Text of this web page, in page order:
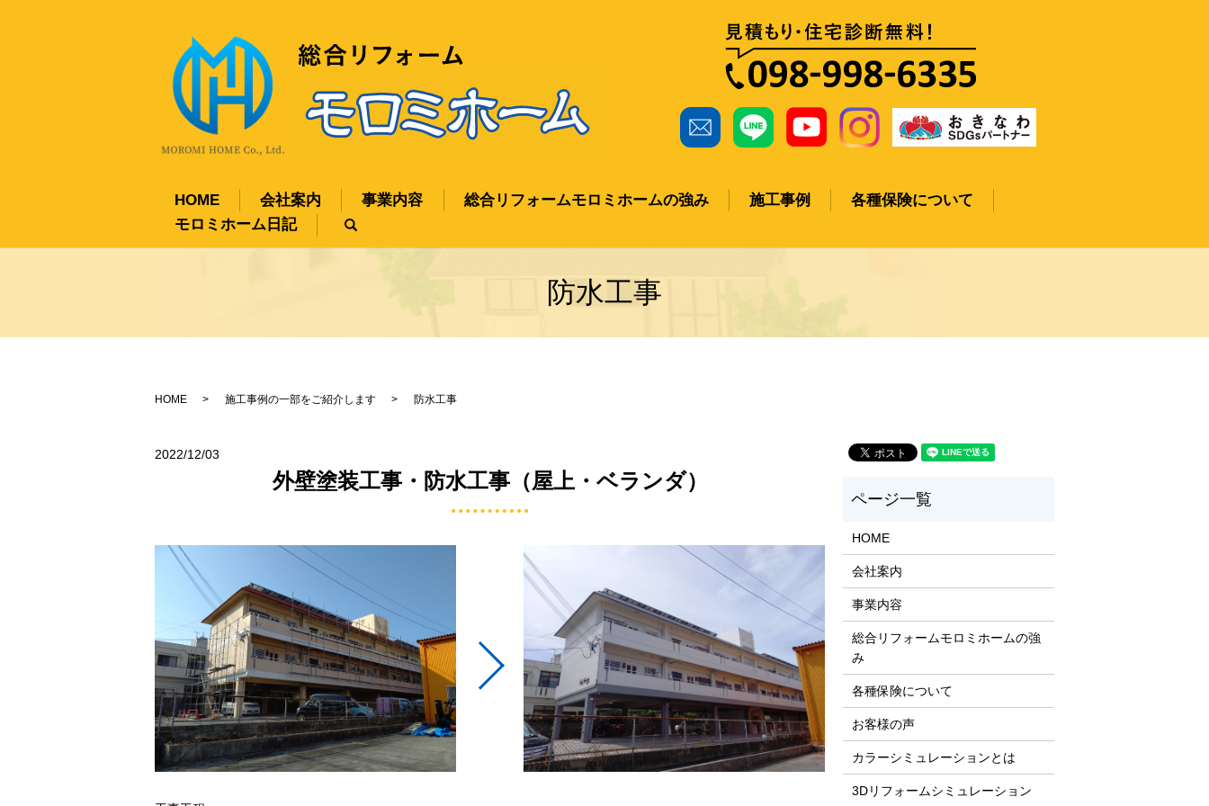
HOME 会社案内 事業内容 総合リフォームモロミホームの強み 施工事例
各種保険について
モロミホーム日記
防水工事
HOME 施工事例の一部をご紹介します 防水工事
2022/12/03
外壁塗装工事・防水工事（屋上・ベランダ）
HOME
会社案内
事業内容
総合リフォームモロミホームの強
み
各種保険について
お客様の声
カラーシミュレーションとは
3Dリフォームシミュレーション